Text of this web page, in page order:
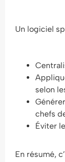
Un logiciel
selon
chefs
Éviter
En résumé,